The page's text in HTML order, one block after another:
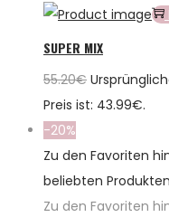
SUPER MIX
55.20€
Preis ist: 43.99€.
-20%
Zu den Favoriten
beliebten Produkten
Zu den Favoriten